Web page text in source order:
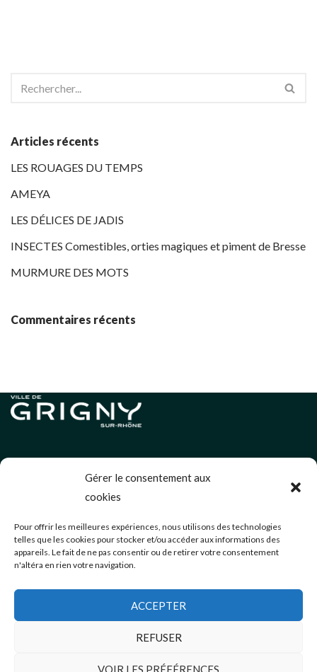
Gérer le consentement aux
cookies
Pour offrir les meilleures expériences, nous utilisons des technologies
telles que les cookies pour stocker et/ou accéder aux informations des
appareils. Le fait de ne pas consentir ou de retirer votre consentement
n'altéra en rien votre navigation.
ACCEPTER
REFUSER
VOIR LES PRÉFÉRENCES
Articles récents
LES ROUAGES DU TEMPS
AMEYA
LES DÉLICES DE JADIS
INSECTES Comestibles, orties magiques et piment de Bresse
MURMURE DES MOTS
Commentaires récents
Politique de cookies (UE)
Éditions précédentes
04 72 49 52 49
3 Avenue Jean Estragnat